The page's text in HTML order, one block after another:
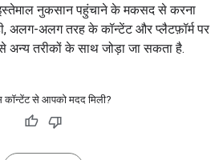
नुकसान पहुंचाने के मकसद से करना
अलग-अलग तरह के कॉन्टेंट और प्लैटफ़ॉर्म पर
तरीकों के साथ जोड़ा जा सकता है.
कॉन्टेंट से आपको मदद मिली?